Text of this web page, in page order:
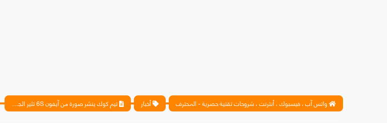
واتس آب ، فيسبوك ، أنترنت ، شروحات تقنية حصرية - المحترف أخبار تيم كوك ينشر صورة من آيفون 6S تثير الجدل على تويتر !